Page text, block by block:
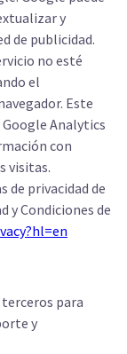
y
de publicidad.
no esté
el
Este
Analytics
con
visitas.
de privacidad de
y Condiciones de
para
y